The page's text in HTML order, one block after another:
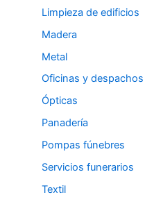
Limpieza de edificios
Madera
Metal
Oficinas y despachos
Ópticas
Panadería
Pompas fúnebres
Servicios funerarios
Textil